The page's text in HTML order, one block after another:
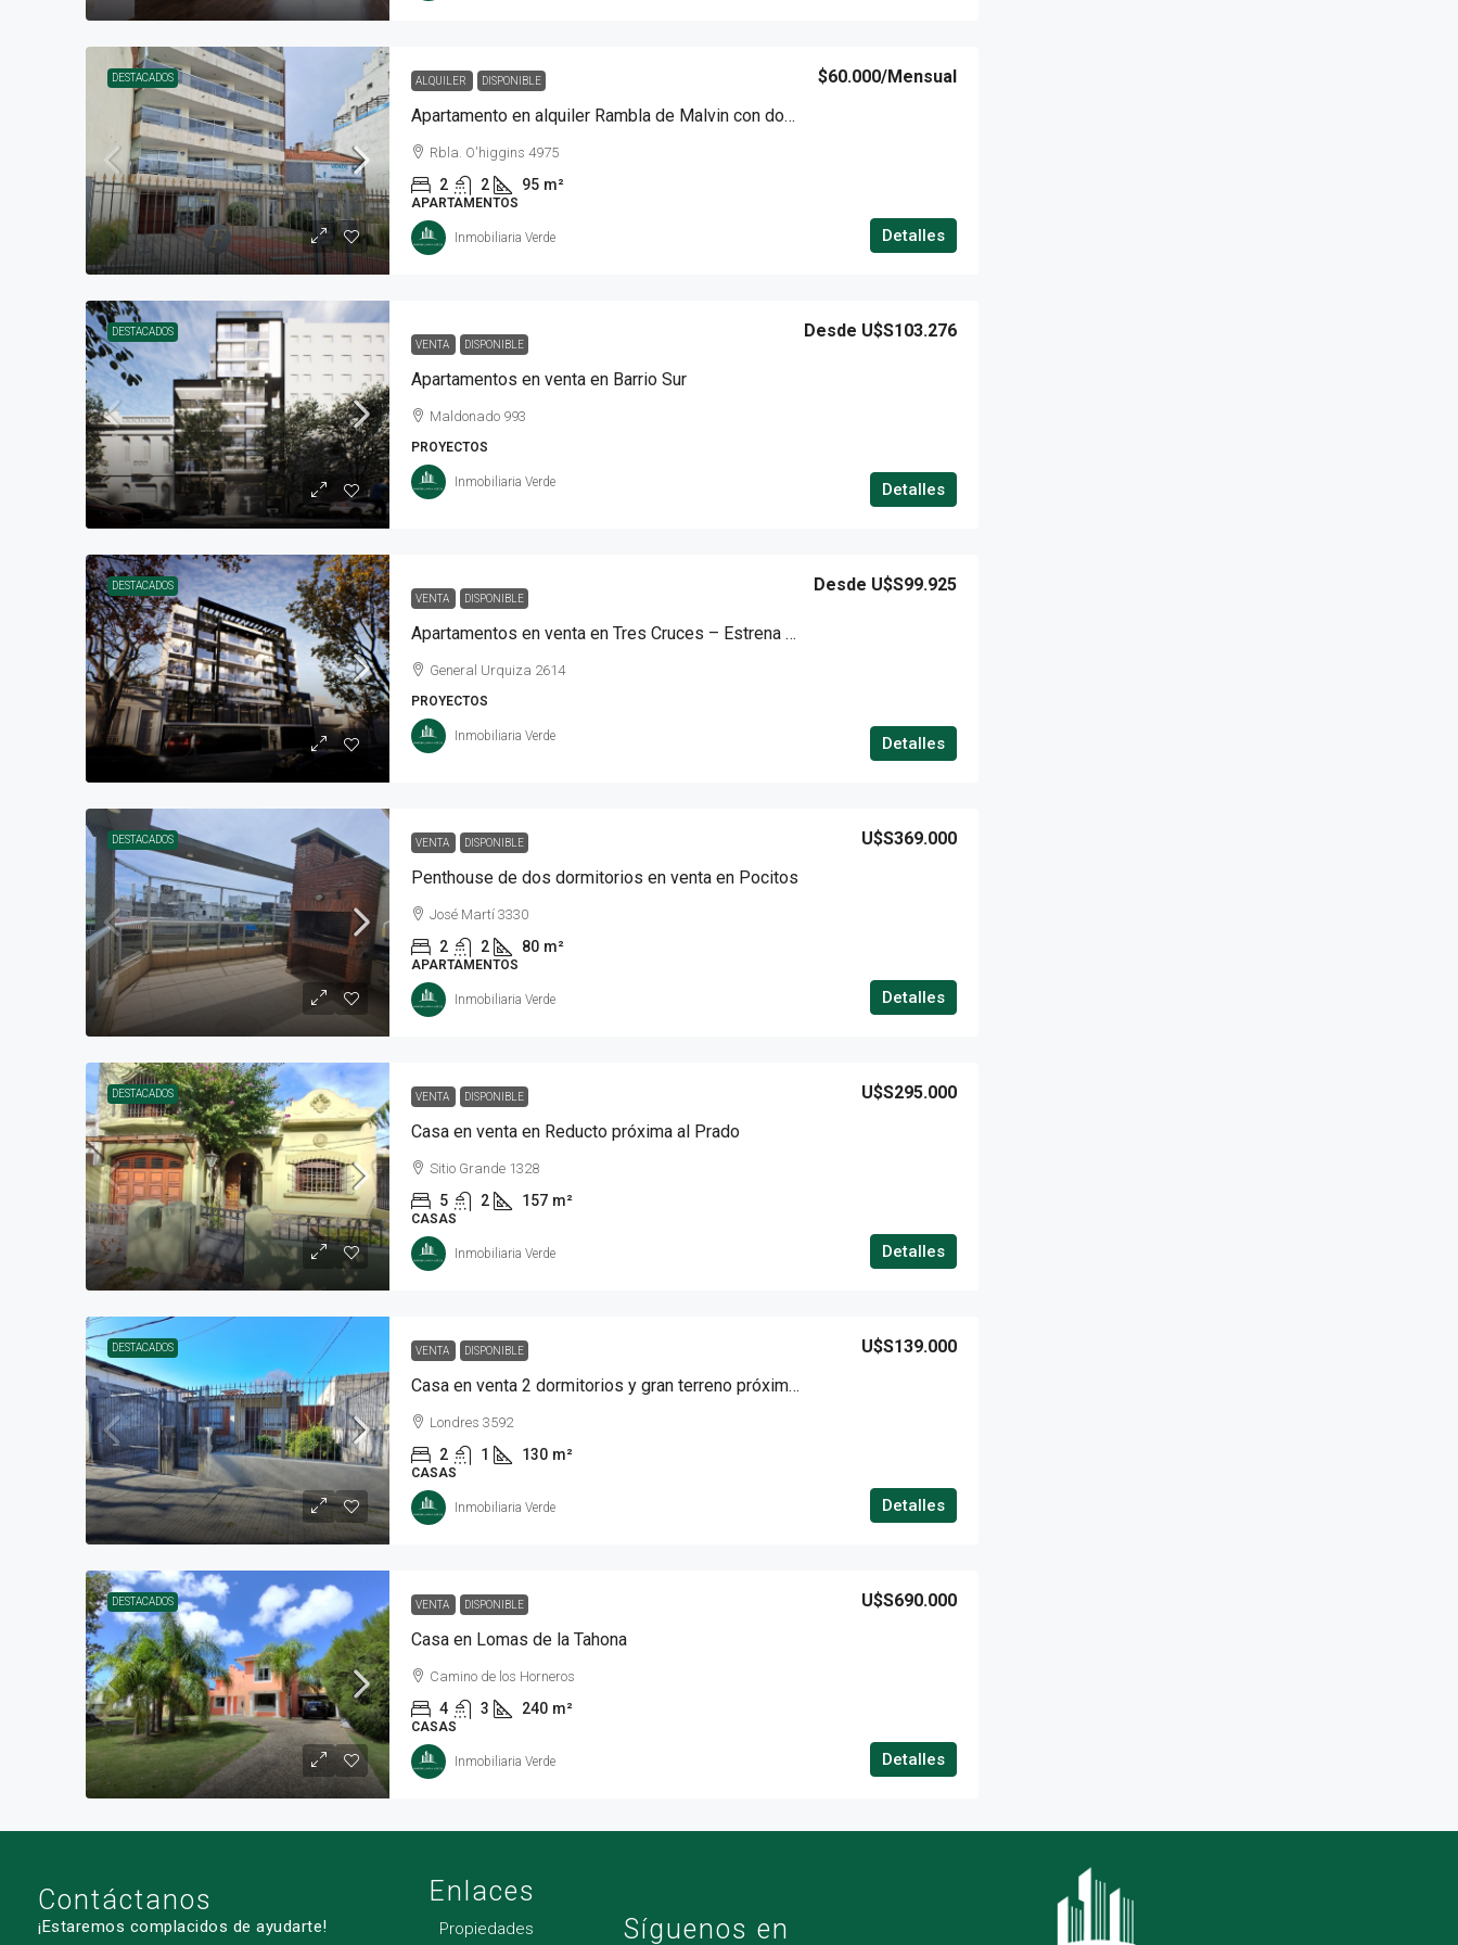
DESTACADOS ALQUILER DISPONIBLE
Apartamento en alquiler Rambla de Malvin con dos dormitorios, garage y parrillero
$60.000/Mensual
Rbla. O'higgins 4975
2 2 95 m²
APARTAMENTOS
Detalles
Inmobiliaria Verde
DESTACADOS
VENTA
DISPONIBLE
Apartamentos en venta en Barrio Sur
Desde U$S103.276
Maldonado 993
PROYECTOS
Detalles
Inmobiliaria Verde
DESTACADOS
VENTA
DISPONIBLE
Apartamentos en venta en Tres Cruces – Estrena en 2026
Desde U$S99.925
General Urquiza 2614
PROYECTOS
Detalles
Inmobiliaria Verde
DESTACADOS VENTA DISPONIBLE
Penthouse de dos dormitorios en venta en Pocitos
U$S369.000
José Martí 3330
2 2 80 m²
APARTAMENTOS
Detalles
Inmobiliaria Verde
DESTACADOS VENTA DISPONIBLE
Casa en venta en Reducto próxima al Prado
U$S295.000
Sitio Grande 1328
5 2 157 m²
CASAS
Detalles
Inmobiliaria Verde
DESTACADOS VENTA DISPONIBLE
Casa en venta 2 dormitorios y gran terreno próxima a General Flores
U$S139.000
Londres 3592
2 1 130 m²
CASAS
Detalles
Inmobiliaria Verde
DESTACADOS VENTA DISPONIBLE
Casa en Lomas de la Tahona
U$S690.000
Camino de los Horneros
4 3 240 m²
CASAS
Detalles
Inmobiliaria Verde
Contáctanos
¡Estaremos complacidos de ayudarte!
Enlaces
Propiedades Síguenos en